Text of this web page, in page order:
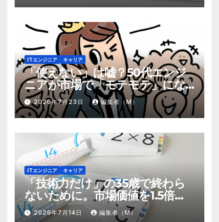
ITエンジニア キャリア
「使えない」は嘘？50代エンジ
ニアが市場で「モテモテ」にな
るための8個の強み
2026年7月23日 編集者（M）
ITエンジニア キャリア
「技術力だけ」の35歳で終わら
ないために。市場価値を1.5倍に
する『プラスα』の掛け算
2026年7月14日 編集者（M）